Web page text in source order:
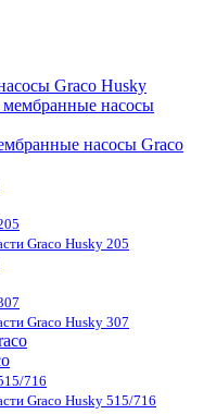
Graco Husky
насосы Graco
Graco Husky 205
Graco Husky 307
716
Graco Husky 515/716